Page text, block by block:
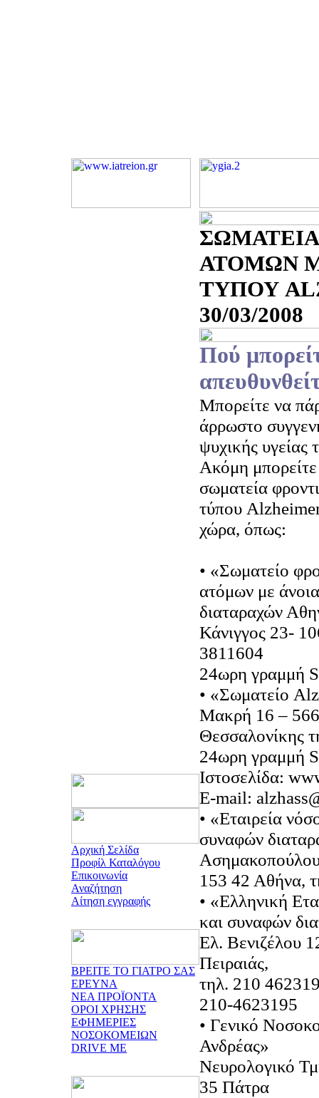
Αρχική Σελίδα
Προφίλ Καταλόγου
Επικοινωνία
Αναζήτηση
Αίτηση εγγραφής
ΒΡΕΙΤΕ ΤΟ ΓΙΑΤΡΟ ΣΑΣ
ΕΡΕΥΝΑ
ΝΕΑ ΠΡΟΪΟΝΤΑ
ΟΡΟΙ ΧΡΗΣΗΣ
ΕΦΗΜΕΡΙΕΣ
ΝΟΣΟΚΟΜΕΙΩΝ
DRIVE ME
ΑΤΟΜΩΝ
ΤΥΠΟΥ
30/03/2008
Πού
Μπορείτε να
άρρωστο
ψυχικής υγείας
Ακόμη
σωματεία
τύπου
χώρα, όπως:
• «Σωματείο
ατόμων με
διαταραχών
Κάνιγγος 23-
3811604
24ωρη γραμμή
• «Σωματείο
Μακρή 16 – 566
Θεσσαλονίκης
24ωρη γραμμή
Ιστοσελίδα:
E-mail:
• «Εταιρεία
συναφών
153 42 Αθήνα,
• «Ελληνική
και συναφών
Ελ. Βενιζέλου
Πειραιάς,
τηλ. 210
210-4623195
• Γενικό
Ανδρέας»
Νευρολογικό
35 Πάτρα